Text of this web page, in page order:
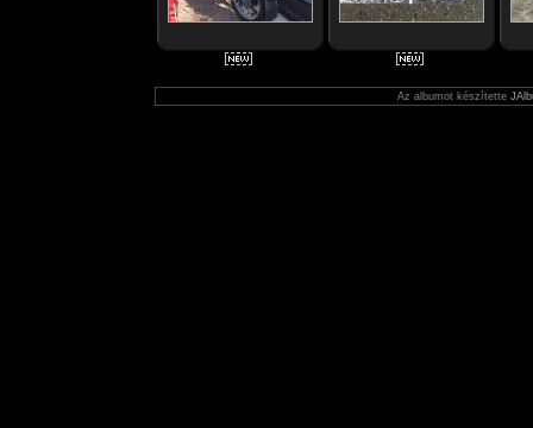
Az albumot készítette